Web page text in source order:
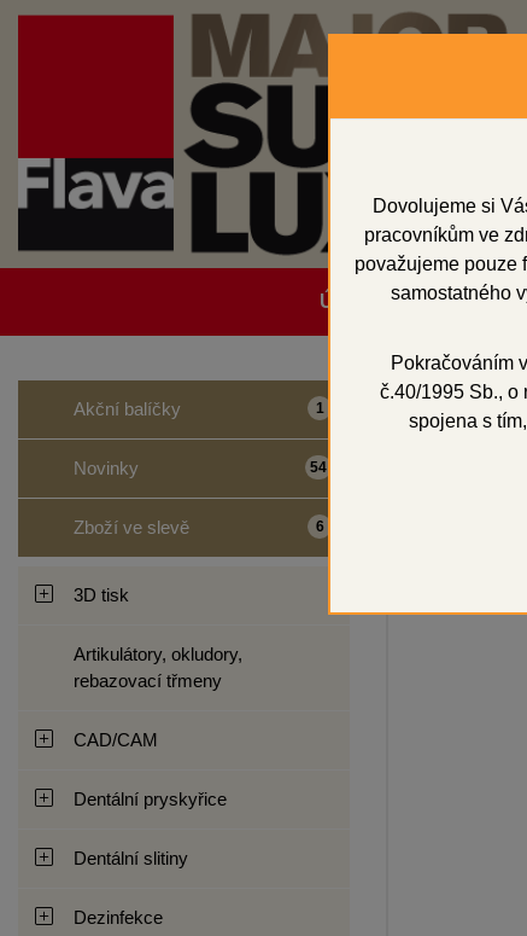
Úvodní strana
Akční balíčky 1
Novinky 54
Zboží ve slevě 6
3D tisk
Artikulátory, okludory,
rebazovací třmeny
CAD/CAM
Dentální pryskyřice
Dentální slitiny
Dezinfekce
Domů Vosky a
Dovolujeme si
pracovníkům ve
považujeme pouze
samostatného
Pokračováním
č.40/1995 Sb., o
spojena s